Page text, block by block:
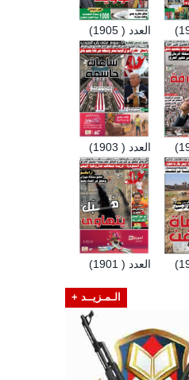
العدد ( 1905)
العدد ( 1903)
العدد ( 1901)
الـمـزيــد +